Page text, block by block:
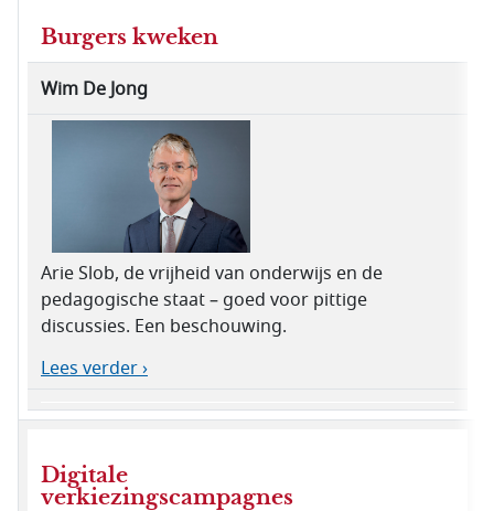
Burgers kweken
Wim De Jong
Arie Slob, de vrijheid van onderwijs en de
pedagogische staat – goed voor pittige
discussies. Een beschouwing.
Lees verder ›
Digitale
verkiezingscampagnes